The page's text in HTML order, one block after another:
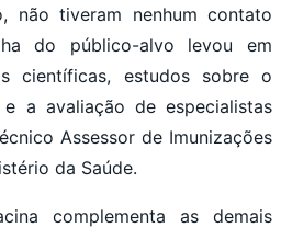
não tiveram nenhum contato
do público-alvo levou em
científicas, estudos sobre o
a avaliação de especialistas
Assessor de Imunizações
da Saúde.
complementa as demais